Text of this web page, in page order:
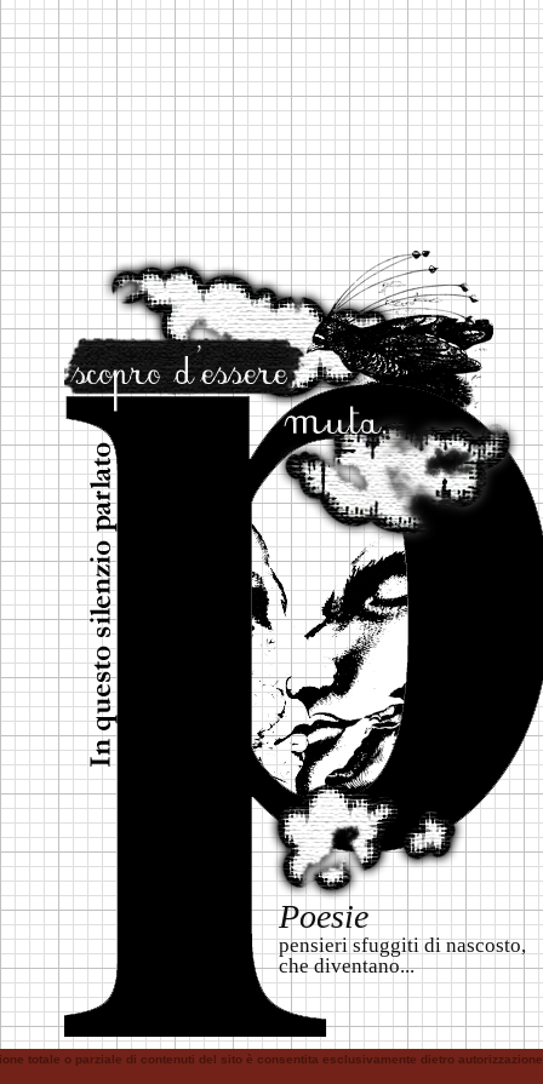
Poesie
pensieri sfuggiti di nascosto,
che diventano...
totale o parziale di contenuti del sito è consentita esclusivamente dietro